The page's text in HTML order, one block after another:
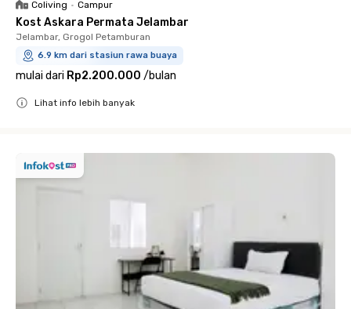
Coliving • Campur
Kost Askara Permata Jelambar
Jelambar, Grogol Petamburan
6.9 km dari stasiun rawa buaya
mulai dari Rp2.200.000 /bulan
Lihat info lebih banyak